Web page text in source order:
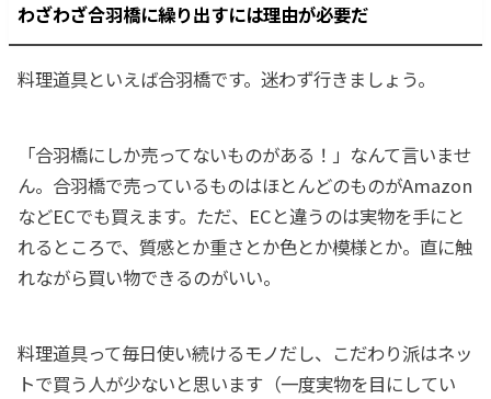
わざわざ合羽橋に繰り出すには理由が必要だ
料理道具といえば合羽橋です。迷わず行きましょう。
「合羽橋にしか売ってないものがある！」なんて言いませ
ん。合羽橋で売っているものはほとんどのものがAmazon
などECでも買えます。ただ、ECと違うのは実物を手にと
れるところで、質感とか重さとか色とか模様とか。直に触
れながら買い物できるのがいい。
料理道具って毎日使い続けるモノだし、こだわり派はネッ
トで買う人が少ないと思います（一度実物を目にしてい